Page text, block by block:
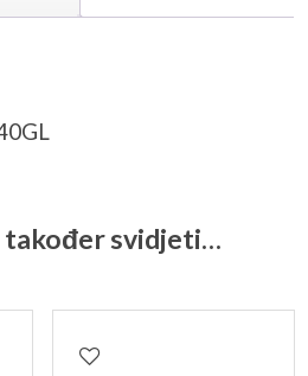
također svidjeti…